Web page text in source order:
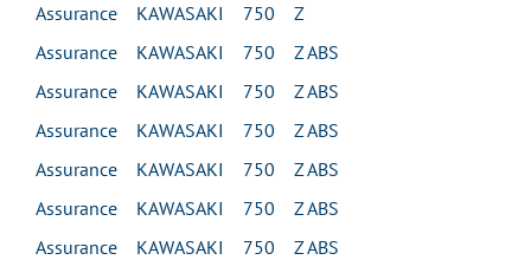
Assurance KAWASAKI 750 Z
Assurance KAWASAKI 750 Z ABS
Assurance KAWASAKI 750 Z ABS
Assurance KAWASAKI 750 Z ABS
Assurance KAWASAKI 750 Z ABS
Assurance KAWASAKI 750 Z ABS
Assurance KAWASAKI 750 Z ABS